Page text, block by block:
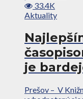
33.4K
Aktuality
je
Prešov – V